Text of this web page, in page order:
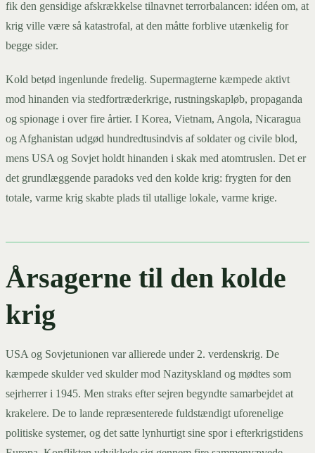
fik den gensidige afskrækkelse tilnavnet terrorbalancen: idéen om, at
krig ville være så katastrofal, at den måtte forblive utænkelig for
begge sider.
Kold betød ingenlunde fredelig. Supermagterne kæmpede aktivt
mod hinanden via stedfortræderkrige, rustningskapløb, propaganda
og spionage i over fire årtier. I Korea, Vietnam, Angola, Nicaragua
og Afghanistan udgød hundredtusindvis af soldater og civile blod,
mens USA og Sovjet holdt hinanden i skak med atomtruslen. Det er
det grundlæggende paradoks ved den kolde krig: frygten for den
totale, varme krig skabte plads til utallige lokale, varme krige.
Årsagerne til den kolde
krig
USA og Sovjetunionen var allierede under 2. verdenskrig. De
kæmpede skulder ved skulder mod Nazityskland og mødtes som
sejrherrer i 1945. Men straks efter sejren begyndte samarbejdet at
krakelere. De to lande repræsenterede fuldstændigt uforenelige
politiske systemer, og det satte lynhurtigt sine spor i efterkrigstidens